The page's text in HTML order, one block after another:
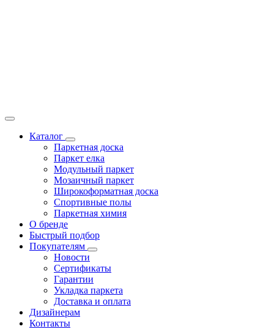
Каталог
Паркетная доска
Паркет елка
Модульный паркет
Мозаичный паркет
Широкоформатная доска
Спортивные полы
Паркетная химия
О бренде
Быстрый подбор
Покупателям
Новости
Сертификаты
Гарантии
Укладка паркета
Доставка и оплата
Дизайнерам
Контакты